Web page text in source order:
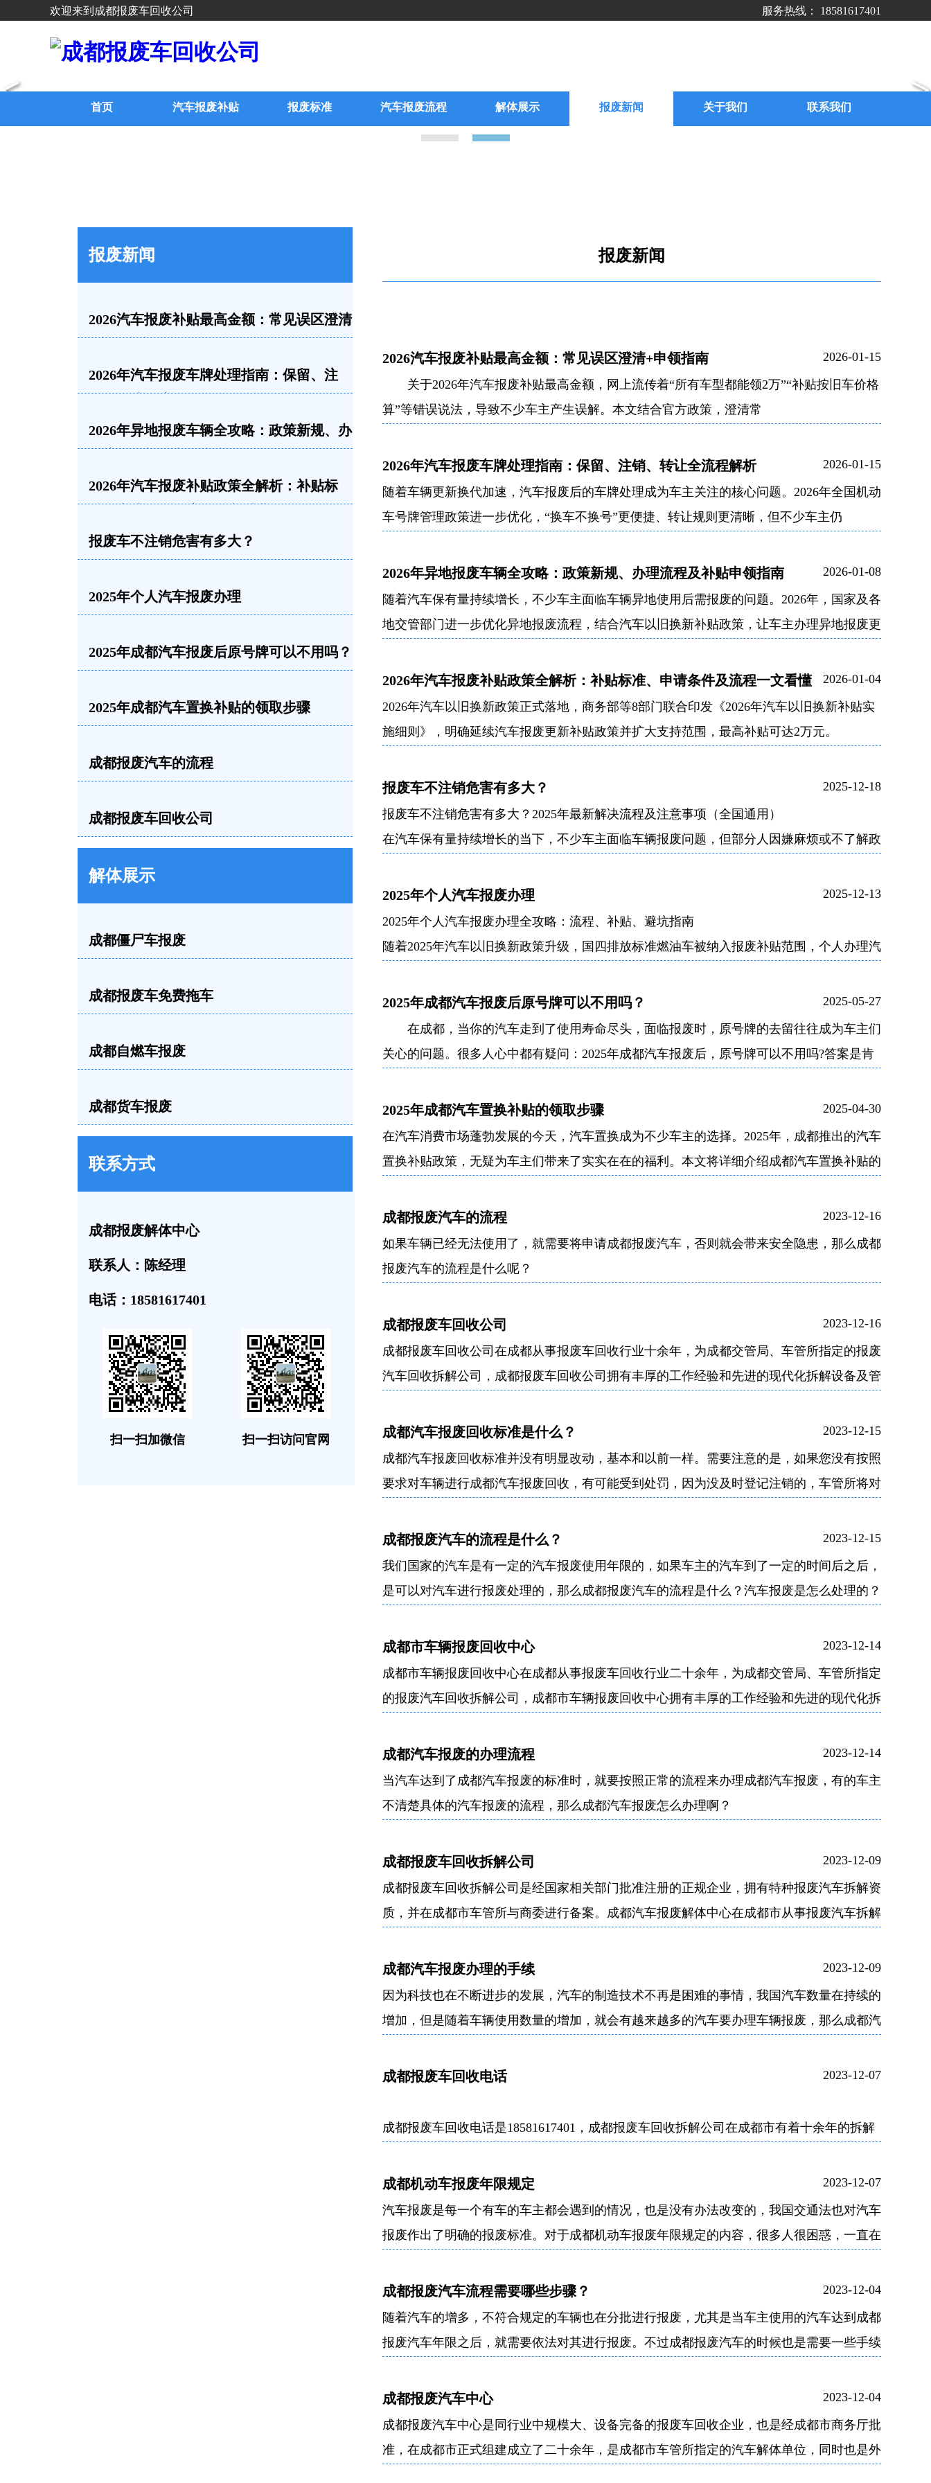
欢迎来到成都报废车回收公司 服务热线： 18581617401
首页 汽车报废补贴 报废标准 汽车报废流程 解体展示 报废新闻 关于我们 联系我们
< >
报废新闻
2026汽车报废补贴最高金额：常见误区澄清
2026年汽车报废车牌处理指南：保留、注
2026年异地报废车辆全攻略：政策新规、办
2026年汽车报废补贴政策全解析：补贴标
报废车不注销危害有多大？
2025年个人汽车报废办理
2025年成都汽车报废后原号牌可以不用吗？
2025年成都汽车置换补贴的领取步骤
成都报废汽车的流程
成都报废车回收公司
解体展示
成都僵尸车报废
成都报废车免费拖车
成都自燃车报废
成都货车报废
联系方式
成都报废解体中心
联系人：陈经理
电话：18581617401
扫一扫加微信 扫一扫访问官网
报废新闻
2026汽车报废补贴最高金额：常见误区澄清+申领指南
2026-01-15
关于2026年汽车报废补贴最高金额，网上流传着“所有车型都能领2万”“补贴按旧车价格
算”等错误说法，导致不少车主产生误解。本文结合官方政策，澄清常
2026年汽车报废车牌处理指南：保留、注销、转让全流程解析
2026-01-15
随着车辆更新换代加速，汽车报废后的车牌处理成为车主关注的核心问题。2026年全国机动
车号牌管理政策进一步优化，“换车不换号”更便捷、转让规则更清晰，但不少车主仍
2026年异地报废车辆全攻略：政策新规、办理流程及补贴申领指南
2026-01-08
随着汽车保有量持续增长，不少车主面临车辆异地使用后需报废的问题。2026年，国家及各
地交管部门进一步优化异地报废流程，结合汽车以旧换新补贴政策，让车主办理异地报废更
2026年汽车报废补贴政策全解析：补贴标准、申请条件及流程一文看懂
2026-01-04
2026年汽车以旧换新政策正式落地，商务部等8部门联合印发《2026年汽车以旧换新补贴实
施细则》，明确延续汽车报废更新补贴政策并扩大支持范围，最高补贴可达2万元。
报废车不注销危害有多大？
2025-12-18
报废车不注销危害有多大？2025年最新解决流程及注意事项（全国通用）
在汽车保有量持续增长的当下，不少车主面临车辆报废问题，但部分人因嫌麻烦或不了解政
2025年个人汽车报废办理
2025-12-13
2025年个人汽车报废办理全攻略：流程、补贴、避坑指南
随着2025年汽车以旧换新政策升级，国四排放标准燃油车被纳入报废补贴范围，个人办理汽
一
2025年成都汽车报废后原号牌可以不用吗？
2025-05-27
在成都，当你的汽车走到了使用寿命尽头，面临报废时，原号牌的去留往往成为车主们
关心的问题。很多人心中都有疑问：2025年成都汽车报废后，原号牌可以不用吗?答案是肯
2025年成都汽车置换补贴的领取步骤
2025-04-30
在汽车消费市场蓬勃发展的今天，汽车置换成为不少车主的选择。2025年，成都推出的汽车
置换补贴政策，无疑为车主们带来了实实在在的福利。本文将详细介绍成都汽车置换补贴的
成都报废汽车的流程
2023-12-16
如果车辆已经无法使用了，就需要将申请成都报废汽车，否则就会带来安全隐患，那么成都
报废汽车的流程是什么呢？
成都报废车回收公司
2023-12-16
成都报废车回收公司在成都从事报废车回收行业十余年，为成都交管局、车管所指定的报废
汽车回收拆解公司，成都报废车回收公司拥有丰厚的工作经验和先进的现代化拆解设备及管
成都汽车报废回收标准是什么？
2023-12-15
成都汽车报废回收标准并没有明显改动，基本和以前一样。需要注意的是，如果您没有按照
要求对车辆进行成都汽车报废回收，有可能受到处罚，因为没及时登记注销的，车管所将对
成都报废汽车的流程是什么？
2023-12-15
我们国家的汽车是有一定的汽车报废使用年限的，如果车主的汽车到了一定的时间后之后，
是可以对汽车进行报废处理的，那么成都报废汽车的流程是什么？汽车报废是怎么处理的？
成都市车辆报废回收中心
2023-12-14
成都市车辆报废回收中心在成都从事报废车回收行业二十余年，为成都交管局、车管所指定
的报废汽车回收拆解公司，成都市车辆报废回收中心拥有丰厚的工作经验和先进的现代化拆
成都汽车报废的办理流程
2023-12-14
当汽车达到了成都汽车报废的标准时，就要按照正常的流程来办理成都汽车报废，有的车主
不清楚具体的汽车报废的流程，那么成都汽车报废怎么办理啊？
成都报废车回收拆解公司
2023-12-09
成都报废车回收拆解公司是经国家相关部门批准注册的正规企业，拥有特种报废汽车拆解资
质，并在成都市车管所与商委进行备案。成都汽车报废解体中心在成都市从事报废汽车拆解
成都汽车报废办理的手续
2023-12-09
因为科技也在不断进步的发展，汽车的制造技术不再是困难的事情，我国汽车数量在持续的
增加，但是随着车辆使用数量的增加，就会有越来越多的汽车要办理车辆报废，那么成都汽
成都报废车回收电话 2023-12-07
成都报废车回收电话是18581617401，成都报废车回收拆解公司在成都市有着十余年的拆解
定书》的正规报废车回收拆解公司，公司是严格按照国家节能环保要求进行验收拆解报废车
的合格单位。
成都机动车报废年限规定
2023-12-07
汽车报废是每一个有车的车主都会遇到的情况，也是没有办法改变的，我国交通法也对汽车
报废作出了明确的报废标准。对于成都机动车报废年限规定的内容，很多人很困惑，一直在
下内容，希望可以帮您答疑解惑。
成都报废汽车流程需要哪些步骤？
2023-12-04
随着汽车的增多，不符合规定的车辆也在分批进行报废，尤其是当车主使用的汽车达到成都
报废汽车年限之后，就需要依法对其进行报废。不过成都报废汽车的时候也是需要一些手续
车流程需要哪些步骤？
成都报废汽车中心
2023-12-04
成都报废汽车中心是同行业中规模大、设备完备的报废车回收企业，也是经成都市商务厅批
准，在成都市正式组建成立了二十余年，是成都市车管所指定的汽车解体单位，同时也是外